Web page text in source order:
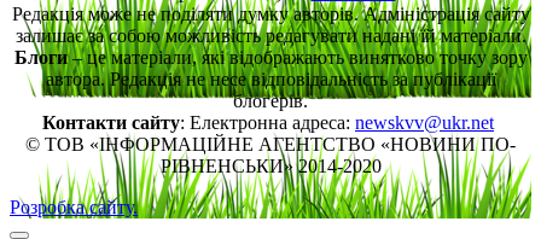
Редакція може не поділяти думку авторів. Адміністрація сайту
залишає за собою можливість редагувати надані їй матеріали.
Блоги– це матеріали, які відображають винятково точку зору
автора. Редакція не несе відповідальність за публікації
блогерів.
Контакти сайту: Електронна адреса: newskvv@ukr.net
© ТОВ «ІНФОРМАЦІЙНЕ АГЕНТСТВО «НОВИНИ ПО-
РІВНЕНСЬКИ» 2014-2020
Розробка сайту.